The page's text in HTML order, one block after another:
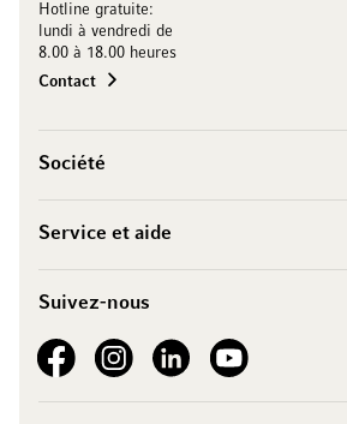
Hotline gratuite:
lundi à vendredi de
8.00 à 18.00 heures
Contact
Société
Service et aide
Suivez-nous
See our FacebookSee our Instagram account
See our LinkedInSee our YouTube channel